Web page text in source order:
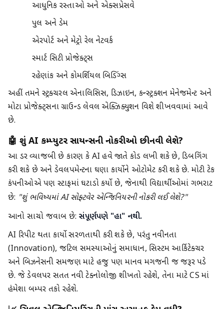
આધુનિક રસ્તાઓ અને એક્સપ્રેસવે
પુલ અને ડેમ
એરપોર્ટ અને મેટ્રો રેલ નેટવર્ક
સ્માર્ટ સિટી પ્રોજેક્ટ્સ
રહેણાંક અને કોમર્શિયલ બિલ્ડિંગ્સ
અહીં તમને સ્ટ્રક્ચરલ એનાલિસિસ, ડિઝાઇન, કન્સ્ટ્રક્શન મેનેજમેન્ટ અને
મોટા પ્રોજેક્ટ્સના ગ્રાઉન્ડ લેવલ એક્ઝિક્યુશન વિશે શીખવવામાં આવે
છે.
🤖 શું AI કમ્પ્યુટર સાયન્સની નોકરીઓ છીનવી લેશે?
આ ડર વ્યાજબી છે કારણ કે AI હવે જાતે કોડ લખી શકે છે, ડિબગિંગ
કરી શકે છે અને ડેવલપમેન્ટના ઘણા કાર્યોને ઓટોમેટ કરી શકે છે. મોટી ટેક
કંપનીઓએ પણ સ્ટાફમાં ઘટાડો કર્યો છે, જેનાથી વિદ્યાર્થીઓમાં ગભરાટ
છે: "શું ભવિષ્યમાં AI સોફ્ટવેર એન્જિનિયરની નોકરી લઈ લેશે?"
આનો સાચો જવાબ છે: સંપૂર્ણપણે "હા" નથી.
AI રિપીટ થતા કાર્યો સરળતાથી કરી શકે છે, પરંતુ નવીનતા
(Innovation), જટિલ સમસ્યાઓનું સમાધાન, સિસ્ટમ આર્કિટેક્ચર
અને બિઝનેસની સમજણ માટે હજુ પણ માનવ મગજની જ જરૂર પડે
છે. જે ડેવલપર સતત નવી ટેક્નોલોજી શીખતો રહેશે, તેના માટે CS માં
હંમેશા બમ્પર તકો રહેશે.